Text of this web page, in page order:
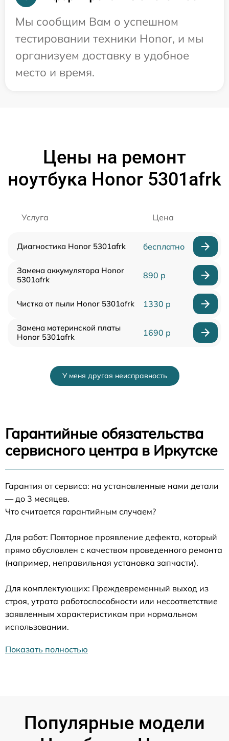
Мы сообщим Вам о успешном
тестировании техники Honor, и мы
организуем доставку в удобное
место и время.
Цены на ремонт
ноутбука Honor 5301afrk
Услуга Цена
Диагностика Honor 5301afrk бесплатно
Замена аккумулятора Honor
5301afrk
890 р
Чистка от пыли Honor 5301afrk 1330 р
Замена материнской платы
Honor 5301afrk
1690 р
У меня другая неисправность
Гарантийные обязательства
сервисного центра в Иркутске
Гарантия от сервиса: на установленные нами детали
— до 3 месяцев.
Что считается гарантийным случаем?
Для работ: Повторное проявление дефекта, который
прямо обусловлен с качеством проведенного ремонта
(например, неправильная установка запчасти).
Для комплектующих: Преждевременный выход из
строя, утрата работоспособности или несоответствие
заявленным характеристикам при нормальном
использовании.
Показать полностью
Популярные модели